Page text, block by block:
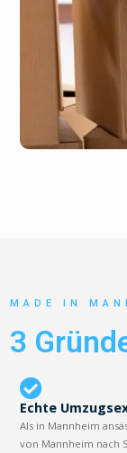
MADE IN
3
Echte
Als in Mannheim
von Mannheim nach